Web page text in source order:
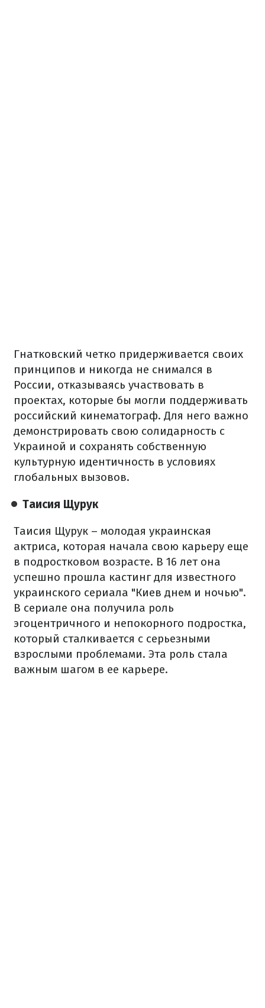
Гнатковский четко придерживается своих
принципов и никогда не снимался в
России, отказываясь участвовать в
проектах, которые бы могли поддерживать
российский кинематограф. Для него важно
демонстрировать свою солидарность с
Украиной и сохранять собственную
культурную идентичность в условиях
глобальных вызовов.
Таисия Щурук
Таисия Щурук – молодая украинская
актриса, которая начала свою карьеру еще
в подростковом возрасте. В 16 лет она
успешно прошла кастинг для известного
украинского сериала "Киев днем и ночью".
В сериале она получила роль
эгоцентричного и непокорного подростка,
который сталкивается с серьезными
взрослыми проблемами. Эта роль стала
важным шагом в ее карьере.